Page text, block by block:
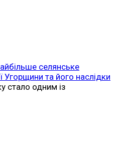
селянське
Угорщини та його наслідки
стало одним із